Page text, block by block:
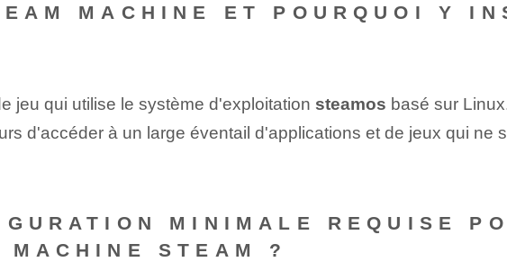
MACHINE ET POURQUOI Y
jeu qui utilise le système d'exploitation steamos basé sur
d'accéder à un large éventail d'applications et de jeux qui ne
MINIMALE REQUISE
MACHINE STEAM ?